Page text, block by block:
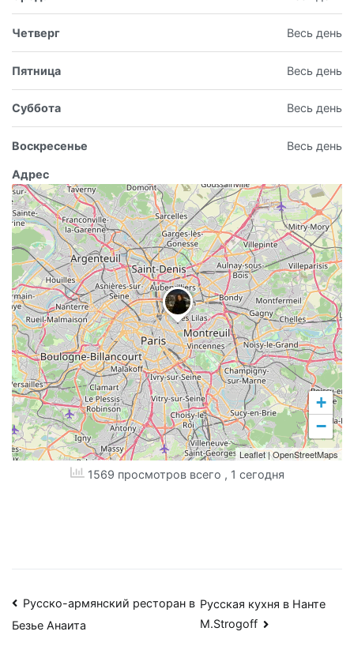
Четверг Весь день
Пятница Весь день
Суббота Весь день
Воскресенье Весь день
Адрес
+
−
Leaflet|OpenStreetMaps
1569 просмотров всего , 1 сегодня
Навигация
по
Русско-армянский ресторан в
Безье Анаита
Русская кухня в Нанте
M.Strogoff